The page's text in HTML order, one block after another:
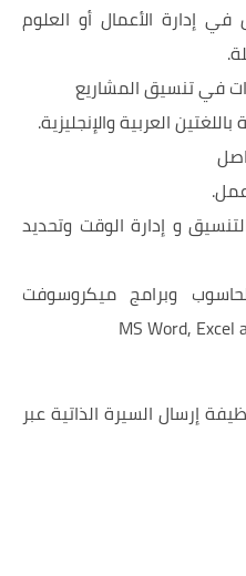
إدارة الأعمال أو العلوم
في تنسيق المشاريع
العربية والإنجليزية.
و إدارة الوقت وتحديد
وبرامج ميكروسوفت
إرسال السيرة الذاتية عبر